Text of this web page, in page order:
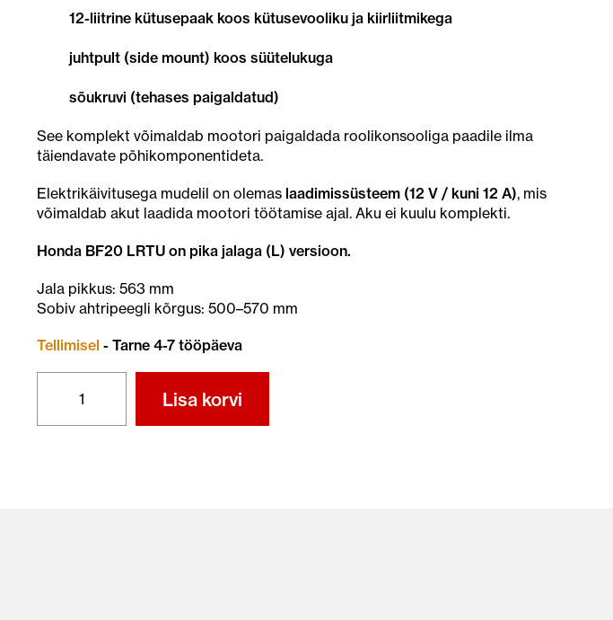
12-liitrine kütusepaak koos kütusevooliku ja kiirliitmikega
juhtpult (side mount) koos süütelukuga
sõukruvi (tehases paigaldatud)
See komplekt võimaldab mootori paigaldada roolikonsooliga paadile ilma
täiendavate põhikomponentideta.
Elektrikäivitusega mudelil on olemas laadimissüsteem (12 V / kuni 12 A), mis
võimaldab akut laadida mootori töötamise ajal. Aku ei kuulu komplekti.
Honda BF20 LRTU on pika jalaga (L) versioon.
Jala pikkus: 563 mm
Sobiv ahtripeegli kõrgus: 500–570 mm
Tellimisel - Tarne 4-7 tööpäeva
Lisa korvi